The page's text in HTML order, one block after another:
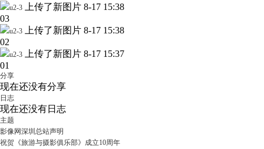
u2-3
上传了新图片 8-17 15:38
03
u2-3 上传了新图片 8-17 15:38
02
u2-3 上传了新图片 8-17 15:37
01
分享
现在还没有分享
日志
现在还没有日志
主题
影像网深圳总站声明
祝贺《旅游与摄影俱乐部》成立10周年